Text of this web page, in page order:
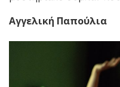
Αγγελική Παπούλια